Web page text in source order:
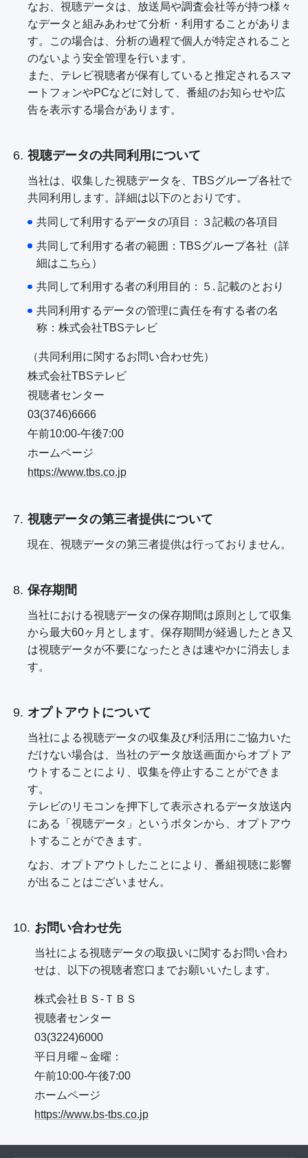
なお、視聴データは、放送局や調査会社等が持つ様々
なデータと組みあわせて分析・利用することがありま
す。この場合は、分析の過程で個人が特定されること
のないよう安全管理を行います。
また、テレビ視聴者が保有していると推定されるスマ
ートフォンやPCなどに対して、番組のお知らせや広
告を表示する場合があります。
視聴データの共同利用について
当社は、収集した視聴データを、TBSグループ各社で
共同利用します。詳細は以下のとおりです。
共同して利用するデータの項目：３記載の各項目
共同して利用する者の範囲：TBSグループ各社（詳
細はこちら ）
共同して利用する者の利用目的：５. 記載のとおり
共同利用するデータの管理に責任を有する者の名
称：株式会社TBSテレビ
（共同利用に関するお問い合わせ先）
株式会社TBSテレビ
視聴者センター
03(3746)6666
午前10:00-午後7:00
ホームページ
https://www.tbs.co.jp
視聴データの第三者提供について
現在、視聴データの第三者提供は行っておりません。
保存期間
当社における視聴データの保存期間は原則として収集
から最大60ヶ月とします。保存期間が経過したとき又
は視聴データが不要になったときは速やかに消去しま
す。
オプトアウトについて
当社による視聴データの収集及び利活用にご協力いた
だけない場合は、当社のデータ放送画面からオプトア
ウトすることにより、収集を停止することができま
す。
テレビのリモコンを押下して表示されるデータ放送内
にある「視聴データ」というボタンから、オプトアウ
トすることができます。
なお、オプトアウトしたことにより、番組視聴に影響
が出ることはございません。
お問い合わせ先
当社による視聴データの取扱いに関するお問い合わ
せは、以下の視聴者窓口までお願いいたします。
株式会社ＢＳ-ＴＢＳ
視聴者センター
03(3224)6000
平日月曜～金曜：
午前10:00-午後7:00
ホームページ
https://www.bs-tbs.co.jp